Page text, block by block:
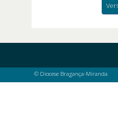
© Diocese Bragança-Miranda